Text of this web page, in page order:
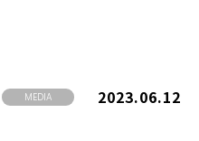
MEDIA 2023.06.12